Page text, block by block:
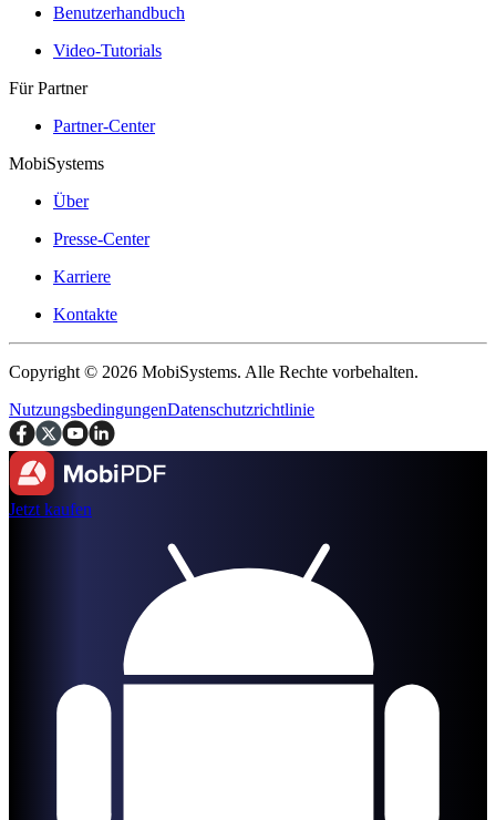
Benutzerhandbuch
Video-Tutorials
Für Partner
Partner-Center
MobiSystems
Über
Presse-Center
Karriere
Kontakte
Copyright © 2026 MobiSystems. Alle Rechte vorbehalten.
NutzungsbedingungenDatenschutzrichtlinie
Jetzt kaufen